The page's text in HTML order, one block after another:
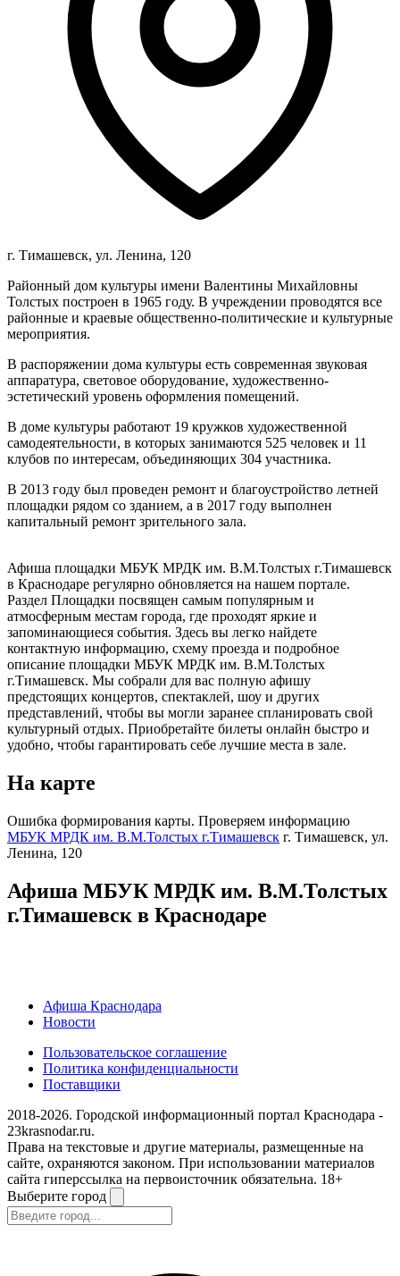
г. Тимашевск, ул. Ленина, 120
Районный дом культуры имени Валентины Михайловны
Толстых построен в 1965 году. В учреждении проводятся все
районные и краевые общественно-политические и культурные
мероприятия.
В распоряжении дома культуры есть современная звуковая
аппаратура, световое оборудование, художественно-
эстетический уровень оформления помещений.
В доме культуры работают 19 кружков художественной
самодеятельности, в которых занимаются 525 человек и 11
клубов по интересам, объединяющих 304 участника.
В 2013 году был проведен ремонт и благоустройство летней
площадки рядом со зданием, а в 2017 году выполнен
капитальный ремонт зрительного зала.
Афиша площадки МБУК МРДК им. В.М.Толстых г.Тимашевск
в Краснодаре регулярно обновляется на нашем портале.
Раздел Площадки посвящен самым популярным и
атмосферным местам города, где проходят яркие и
запоминающиеся события. Здесь вы легко найдете
контактную информацию, схему проезда и подробное
описание площадки МБУК МРДК им. В.М.Толстых
г.Тимашевск. Мы собрали для вас полную афишу
предстоящих концертов, спектаклей, шоу и других
представлений, чтобы вы могли заранее спланировать свой
культурный отдых. Приобретайте билеты онлайн быстро и
удобно, чтобы гарантировать себе лучшие места в зале.
На карте
Ошибка формирования карты. Проверяем информацию
МБУК МРДК им. В.М.Толстых г.Тимашевск г. Тимашевск, ул.
Ленина, 120
Афиша МБУК МРДК им. В.М.Толстых
г.Тимашевск в Краснодаре
Афиша Краснодара
Новости
Пользовательское соглашение
Политика конфиденциальности
Поставщики
2018-2026. Городской информационный портал Краснодара -
23krasnodar.ru.
Права на текстовые и другие материалы, размещенные на
сайте, охраняются законом. При использовании материалов
сайта гиперссылка на первоисточник обязательна. 18+
Выберите город